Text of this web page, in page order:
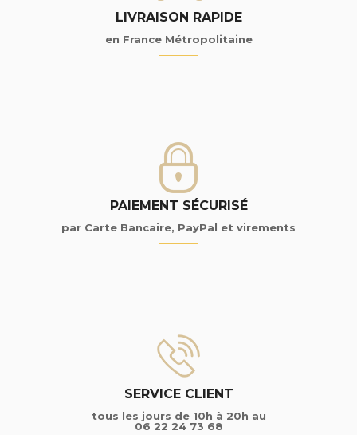
LIVRAISON RAPIDE
en France Métropolitaine
PAIEMENT SÉCURISÉ
par Carte Bancaire, PayPal et virements
SERVICE CLIENT
tous les jours de 10h à 20h au
06 22 24 73 68